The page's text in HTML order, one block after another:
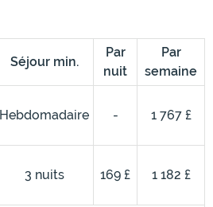
Séjour min.
Par
nuit
Par
semaine
Hebdomadaire - 1 767 £
3 nuits 169 £ 1 182 £